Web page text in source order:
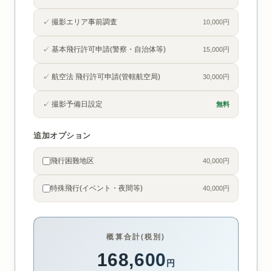
✓ 撮影エリア事前調査 10,000円
✓ 基本飛行許可申請(警察・自治体等) 15,000円
✓ 航空法 飛行許可申請(管轄航空局) 30,000円
✓ 撮影予備日設定 無料
追加オプション
飛行困難地区 40,000円
特殊飛行(イベント・夜間等) 40,000円
概算合計(税別)
168,600 円